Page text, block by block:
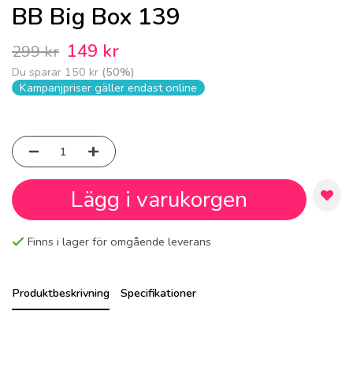
BB Big Box 139
299 kr 149 kr
Du sparar 150 kr (50%)
Kampanjpriser gäller endast online
Lägg i varukorgen
Finns i lager för omgående leverans
Produktbeskrivning Specifikationer